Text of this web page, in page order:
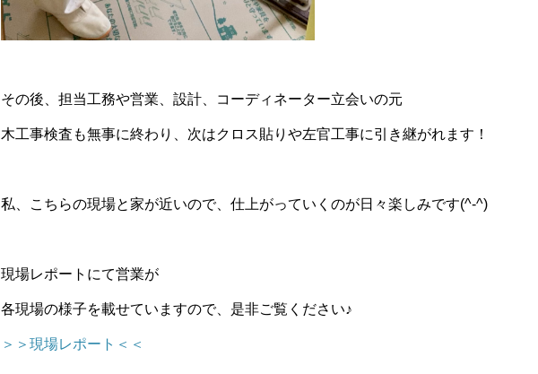
その後、担当工務や営業、設計、コーディネーター立会いの元
木工事検査も無事に終わり、次はクロス貼りや左官工事に引き継がれます！
私、こちらの現場と家が近いので、仕上がっていくのが日々楽しみです(^-^)
現場レポートにて営業が
各現場の様子を載せていますので、是非ご覧ください♪
＞＞現場レポート＜＜